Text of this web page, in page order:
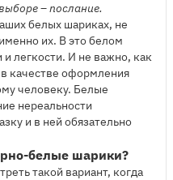
– послание.
белых шариках, не
их. В это белом
легкости. И не важно, как
качестве оформления
человеку. Белые
нереальности
и в ней обязательно
белые шарики?
такой вариант, когда